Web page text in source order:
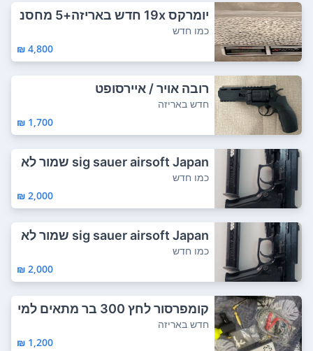
יומרקס 19x חדש באריזה+5 מחסנ
יות בניילון+...
כמו חדש
4,800 ₪
רובה אויר / איירסופט
חדש באריזה
1,700 ₪
sig sauer airsoft Japan שמור לא
משומש הר...
כמו חדש
2,000 ₪
sig sauer airsoft Japan שמור לא
משומש הר...
כמו חדש
2,000 ₪
קומפרסור לחץ 300 בר מתאים למי
לוי בלונים ...
חדש באריזה
1,200 ₪